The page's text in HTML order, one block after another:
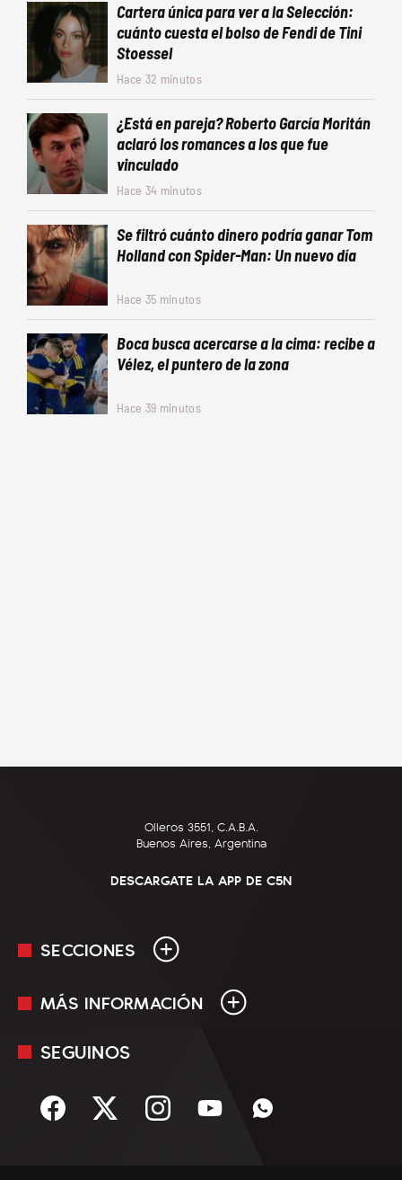
Cartera única para ver a la Selección:
cuánto cuesta el bolso de Fendi de Tini
Stoessel
Hace 32 minutos
¿Está en pareja? Roberto García Moritán
aclaró los romances a los que fue
vinculado
Hace 34 minutos
Se filtró cuánto dinero podría ganar Tom
Holland con Spider-Man: Un nuevo día
Hace 35 minutos
Boca busca acercarse a la cima: recibe a
Vélez, el puntero de la zona
Hace 39 minutos
Olleros 3551, C.A.B.A.
Buenos Aires, Argentina
DESCARGATE LA APP DE C5N
SECCIONES
En Vivo
Sociedad
MÁS INFORMACIÓN
Mediakit
Términos y condiciones
SEGUINOS